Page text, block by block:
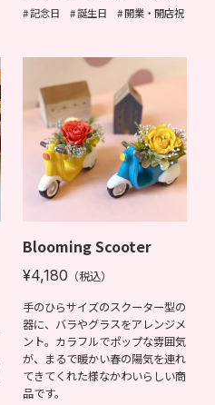
記念日
誕生日 開業・開店祝
Blooming Scooter
¥4,180 （税込）
手のひらサイズのスクーター型の
器に、バラやグラスをアレンジメ
ント。カラフルでポップな雰囲気
が、まるで暖かい春の陽気を連れ
てきてくれた様なかわいらしい商
品です。